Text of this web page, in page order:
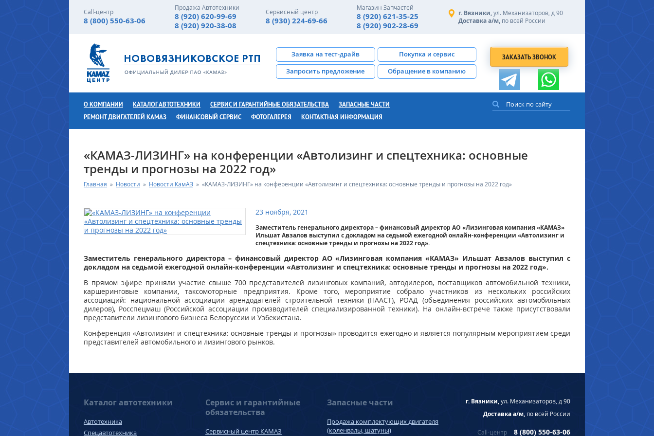
Call-центр
8 (800) 550-63-06
Продажа Автотехники
8 (920) 620-99-69
8 (920) 920-38-08
Сервисный центр
8 (930) 224-69-66
Магазин Запчастей
8 (920) 621-35-25
8 (920) 902-28-69
г. Вязники,ул. Механизаторов, д 90
Доставка а/м, по всей России
ЗАКАЗАТЬ ЗВОНОК
Заявка на тест-драйв
Покупка и сервис
Запросить предложение
Обращение в компанию
О КОМПАНИИ КАТАЛОГ АВТОТЕХНИКИ СЕРВИС И ГАРАНТИЙНЫЕ ОБЯЗАТЕЛЬСТВА
ЗАПАСНЫЕ ЧАСТИ
РЕМОНТ ДВИГАТЕЛЕЙ КАМАЗ
ФИНАНСОВЫЙ СЕРВИС ФОТОГАЛЕРЕЯ КОНТАКТНАЯ ИНФОРМАЦИЯ
«КАМАЗ-ЛИЗИНГ» на конференции «Автолизинг и спецтехника: основные
тренды и прогнозы на 2022 год»
Главная » Новости » Новости КамАЗ » «КАМАЗ-ЛИЗИНГ» на конференции «Автолизинг и спецтехника: основные тренды и прогнозы на 2022 год»
23 ноября, 2021
Заместитель генерального директора – финансовый директор АО «Лизинговая компания «КАМАЗ»
Ильшат Авзалов выступил с докладом на седьмой ежегодной онлайн-конференции «Автолизинг и
спецтехника: основные тренды и прогнозы на 2022 год».
Заместитель генерального директора – финансовый директор АО «Лизинговая компания «КАМАЗ» Ильшат Авзалов выступил с
докладом на седьмой ежегодной онлайн-конференции «Автолизинг и спецтехника: основные тренды и прогнозы на 2022 год».
В прямом эфире приняли участие свыше 700 представителей лизинговых компаний, автодилеров, поставщиков автомобильной техники,
каршеринговые компании, таксомоторные предприятия. Кроме того, мероприятие собрало участников из нескольких российских
ассоциаций: национальной ассоциации арендодателей строительной техники (НААСТ), РОАД (объединения российских автомобильных
дилеров), Росспецмаш (Российской ассоциации производителей специализированной техники). На онлайн-встрече также присутствовали
представители лизингового бизнеса Белоруссии и Узбекистана.
Конференция «Автолизинг и спецтехника: основные тренды и прогнозы» проводится ежегодно и является популярным мероприятием среди
представителей автомобильного и лизингового рынков.
Каталог автотехники
Автотехника
Спецавтотехника
Сервис и гарантийные
обязательства
Сервисный центр КАМАЗ
Запасные части
Продажа комплектующих двигателя
(коленвалы, шатуны)
г. Вязники,ул. Механизаторов, д 90
Доставка а/м, по всей России
Call-центр 8 (800) 550-63-06